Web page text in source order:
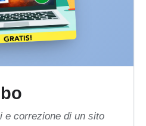
e correzione di un sito